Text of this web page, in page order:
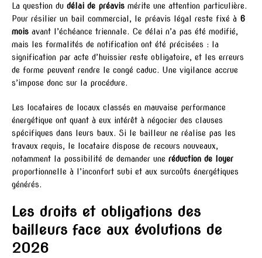
La question du délai de préavis mérite une attention particulière.
Pour résilier un bail commercial, le préavis légal reste fixé à 6
mois avant l’échéance triennale. Ce délai n’a pas été modifié,
mais les formalités de notification ont été précisées : la
signification par acte d’huissier reste obligatoire, et les erreurs
de forme peuvent rendre le congé caduc. Une vigilance accrue
s’impose donc sur la procédure.
Les locataires de locaux classés en mauvaise performance
énergétique ont quant à eux intérêt à négocier des clauses
spécifiques dans leurs baux. Si le bailleur ne réalise pas les
travaux requis, le locataire dispose de recours nouveaux,
notamment la possibilité de demander une réduction de loyer
proportionnelle à l’inconfort subi et aux surcoûts énergétiques
générés.
Les droits et obligations des
bailleurs face aux évolutions de
2026